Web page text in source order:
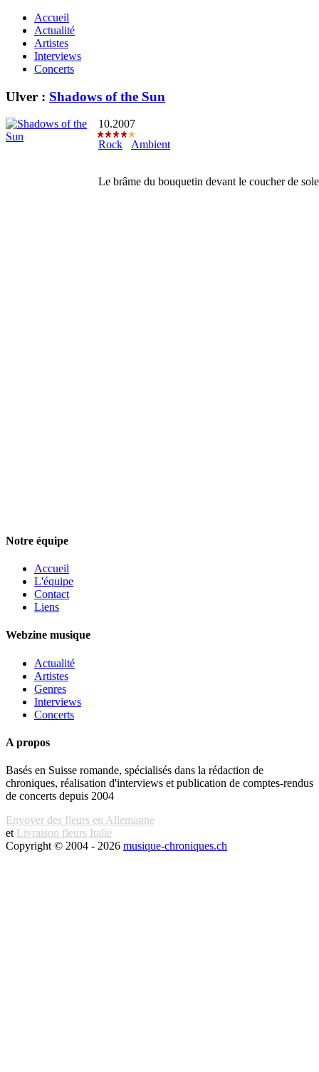
Accueil
Actualité
Artistes
Interviews
Concerts
Ulver : Shadows of the Sun
10.2007
Rock
Ambient
Le brâme du bouquetin devant le coucher de
Notre équipe
Accueil
L'équipe
Contact
Liens
Webzine musique
Actualité
Artistes
Genres
Interviews
Concerts
A propos
Basés en Suisse romande, spécialisés dans la rédaction de
chroniques, réalisation d'interviews et publication de comptes-rendus
de concerts depuis 2004
Envoyer des fleurs en Allemagne
et Livraison fleurs Italie
Copyright © 2004 - 2026 musique-chroniques.ch